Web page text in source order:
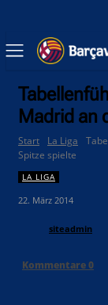
Madrid an
Start La Liga
Spitze spielte
LA LIGA
22. März 2014
siteadmin
Kommentare0